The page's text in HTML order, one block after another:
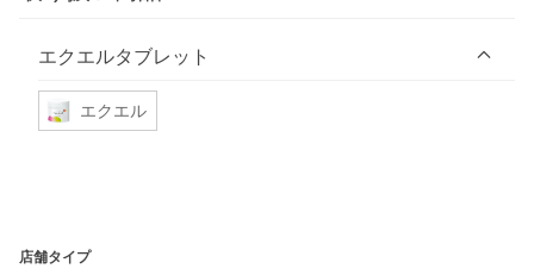
エクエルタブレット
エクエル
店舗タイプ